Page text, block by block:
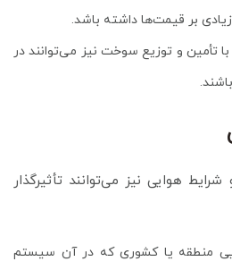
بر قیمت‌ها داشته باشد.
تأمین و توزیع سوخت نیز می‌توانند در
هوایی نیز می‌توانند تأثیرگذار
منطقه یا کشوری که در آن سیستم